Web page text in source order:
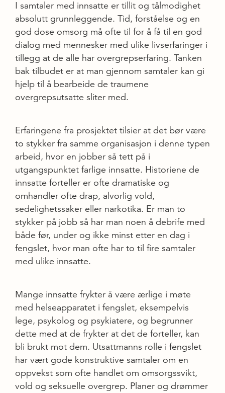
I samtaler med innsatte er tillit og tålmodighet
absolutt grunnleggende. Tid, forståelse og en
god dose omsorg må ofte til for å få til en god
dialog med mennesker med ulike livserfaringer i
tillegg at de alle har overgrepserfaring. Tanken
bak tilbudet er at man gjennom samtaler kan gi
hjelp til å bearbeide de traumene
overgrepsutsatte sliter med.
Erfaringene fra prosjektet tilsier at det bør være
to stykker fra samme organisasjon i denne typen
arbeid, hvor en jobber så tett på i
utgangspunktet farlige innsatte. Historiene de
innsatte forteller er ofte dramatiske og
omhandler ofte drap, alvorlig vold,
sedelighetssaker eller narkotika. Er man to
stykker på jobb så har man noen å debrife med
både før, under og ikke minst etter en dag i
fengslet, hvor man ofte har to til fire samtaler
med ulike innsatte.
Mange innsatte frykter å være ærlige i møte
med helseapparatet i fengslet, eksempelvis
lege, psykolog og psykiatere, og begrunner
dette med at de frykter at det de forteller, kan
bli brukt mot dem. Utsattmanns rolle i fengslet
har vært gode konstruktive samtaler om en
oppvekst som ofte handlet om omsorgssvikt,
vold og seksuelle overgrep. Planer og drømmer